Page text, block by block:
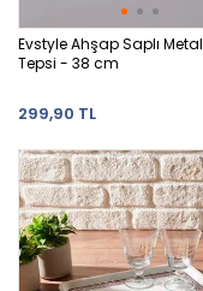
Evstyle Ahşap Saplı
Tepsi - 38 cm
299,90 TL